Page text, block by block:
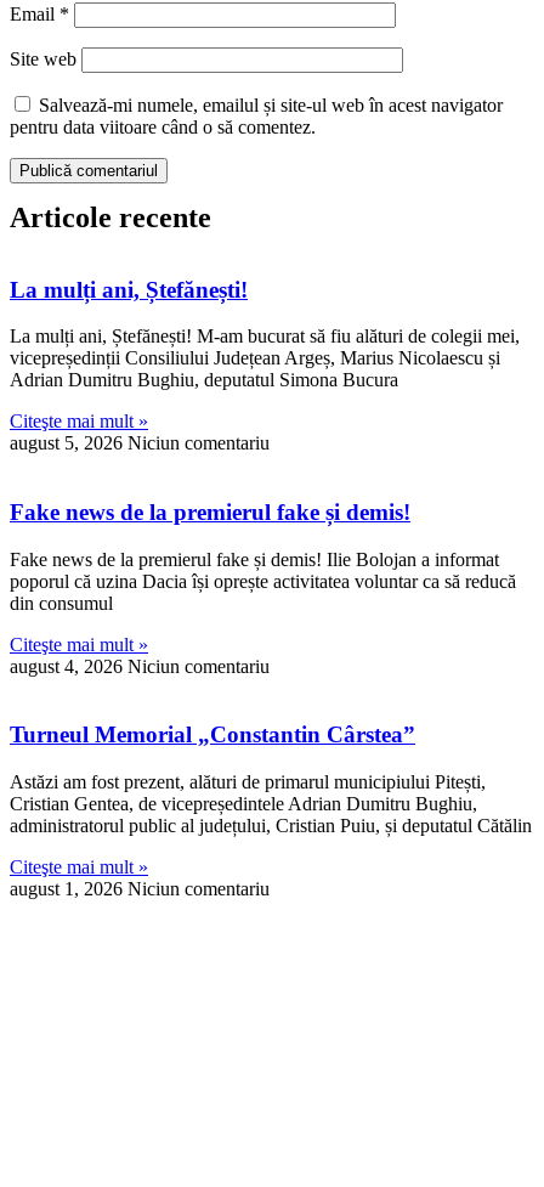
Email *
Site web
Salvează-mi numele, emailul și site-ul web în acest navigator
pentru data viitoare când o să comentez.
Articole recente
La mulți ani, Ștefănești!
La mulți ani, Ștefănești! M-am bucurat să fiu alături de colegii mei,
vicepreședinții Consiliului Județean Argeș, Marius Nicolaescu și
Adrian Dumitru Bughiu, deputatul Simona Bucura
Citeşte mai mult »
august 5, 2026 Niciun comentariu
Fake news de la premierul fake și demis!
Fake news de la premierul fake și demis! Ilie Bolojan a informat
poporul că uzina Dacia își oprește activitatea voluntar ca să reducă
din consumul
Citeşte mai mult »
august 4, 2026 Niciun comentariu
Turneul Memorial „Constantin Cârstea”
Astăzi am fost prezent, alături de primarul municipiului Pitești,
Cristian Gentea, de vicepreședintele Adrian Dumitru Bughiu,
administratorul public al județului, Cristian Puiu, și deputatul Cătălin
Citeşte mai mult »
august 1, 2026 Niciun comentariu